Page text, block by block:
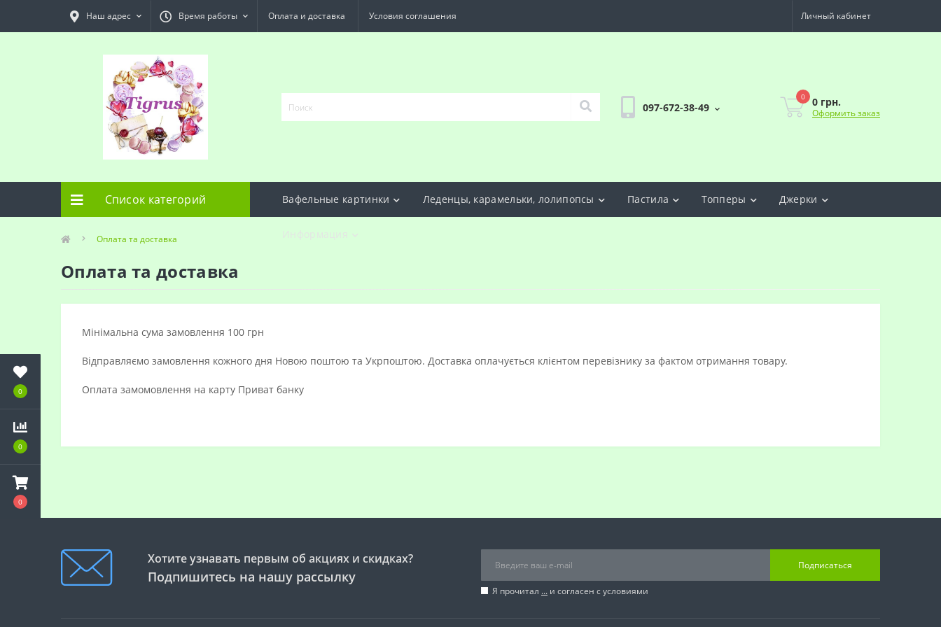
0
0
0
Наш адрес Время работы Оплата и доставка Условия соглашения Личный кабинет
097-672-38-49
0 0 грн.
Оформить заказ
Список категорий Вафельные картинки Леденцы, карамельки, лолипопсы Пастила Топперы Джерки
Информация
Оплата та доставка
Оплата та доставка
Мінімальна сума замовлення 100 грн
Відправляємо замовлення кожного дня Новою поштою та Укрпоштою. Доставка оплачується клієнтом перевізнику за фактом отримання товару.
Оплата замомовлення на карту Приват банку
Хотите узнавать первым об акциях и скидках?
Подпишитесь на нашу рассылку
Подписаться
Я прочитал ... и согласен с условиями